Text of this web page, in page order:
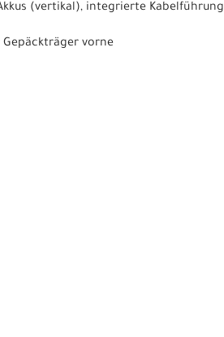
(vertikal), integrierte Kabelführung
vorne